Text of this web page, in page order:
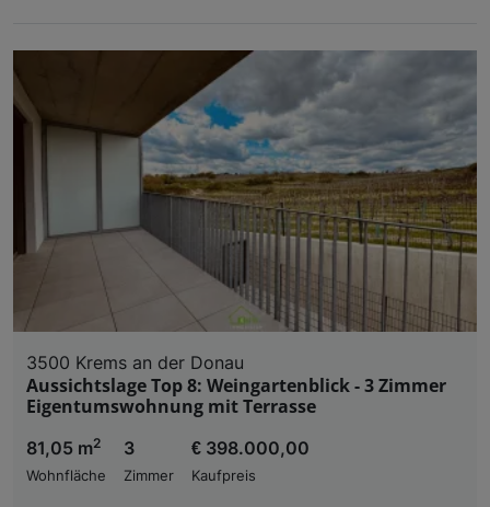
3500 Krems an der Donau
Aussichtslage Top 8: Weingartenblick - 3 Zimmer
Eigentumswohnung mit Terrasse
81,05 m2
Wohnfläche
3
Zimmer
€ 398.000,00
Kaufpreis